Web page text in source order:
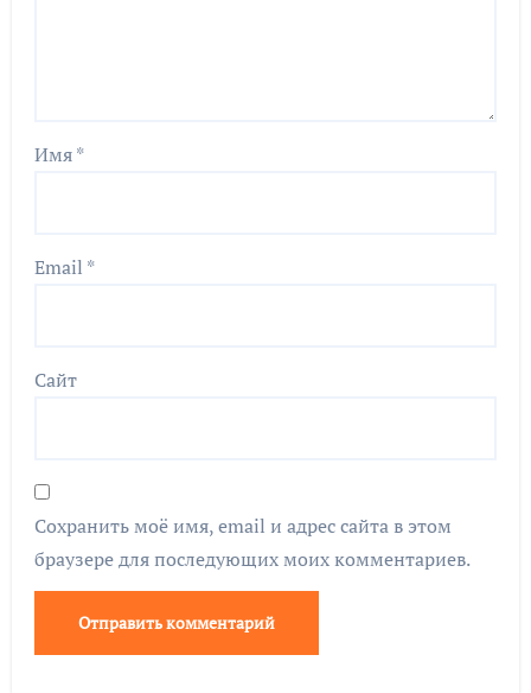
Имя*
Email *
Сайт
Сохранить моё имя, email и адрес сайта в этом
браузере для последующих моих комментариев.